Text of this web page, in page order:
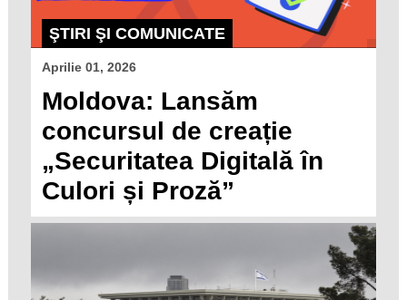
ŞTIRI ŞI COMUNICATE
Aprilie 01, 2026
Moldova: Lansăm
concursul de creație
„Securitatea Digitală în
Culori și Proză”